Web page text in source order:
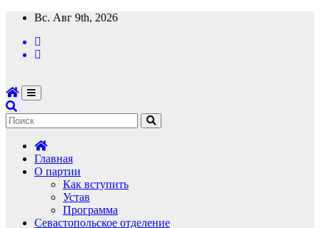
Перейти
содержимому
Вс. Авг 9th, 2026
Главная
О партии
Как вступить
Устав
Программа
Севастопольское отделение